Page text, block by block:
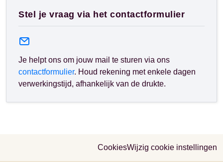
Stel je vraag via het contactformulier
Je helpt ons om jouw mail te sturen via ons
contactformulier. Houd rekening met enkele dagen
verwerkingstijd, afhankelijk van de drukte.
CookiesWijzig cookie instellingen